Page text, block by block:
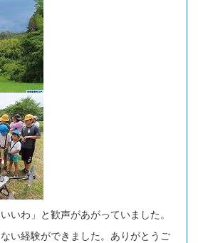
いわ」と歓声があがっていました。
い経験ができました。ありがとうご